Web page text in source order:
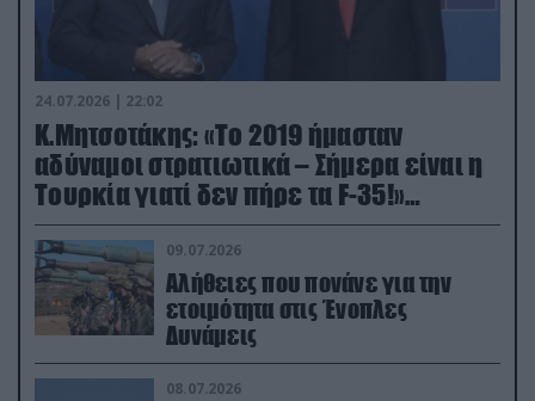
24.07.2026 | 22:02
Κ.Μητσοτάκης: «Το 2019 ήμασταν
αδύναμοι στρατιωτικά – Σήμερα είναι η
Τουρκία γιατί δεν πήρε τα F-35!»
(βίντεο)
09.07.2026
Αλήθειες που πονάνε για την
ετοιμότητα στις Ένοπλες
Δυνάμεις
08.07.2026